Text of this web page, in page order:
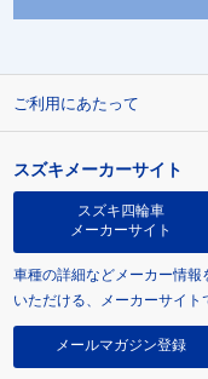
ご利用にあたって
スズキメーカーサイト
スズキ四輪車
メーカーサイト
車種の詳細などメーカー情報
いただける、メーカーサイト
メールマガジン登録